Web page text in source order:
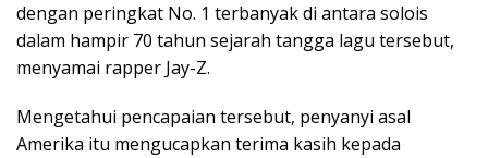
dengan peringkat No. 1 terbanyak di antara solois
dalam hampir 70 tahun sejarah tangga lagu tersebut,
menyamai rapper Jay-Z.
Mengetahui pencapaian tersebut, penyanyi asal
Amerika itu mengucapkan terima kasih kepada